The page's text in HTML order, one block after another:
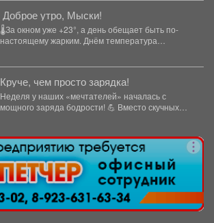
️ Доброе утро, Мыски!
🌡За окном уже +23°, а день обещает быть по-
настоящему жарким. Днём температура
Круче, чем просто зарядка!
Неделя у наших «мечтателей» началась с
мощного заряда бодрости! 💪 Вместо скучных